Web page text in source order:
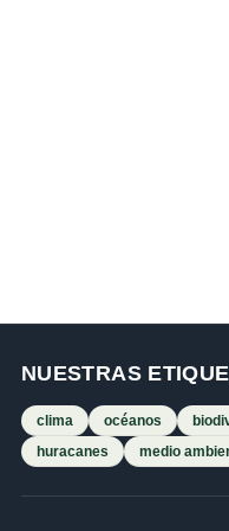
NUESTRAS
clima océanos
huracanes
medio